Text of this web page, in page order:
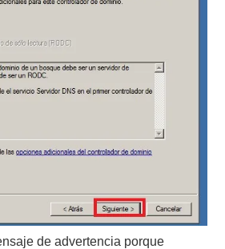
de advertencia porque